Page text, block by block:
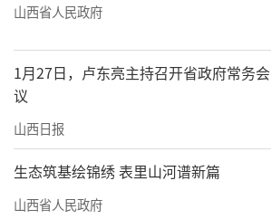
山西省人民政府
1月27日，卢东亮主持召开省政府常务会
议
山西日报
生态筑基绘锦绣 表里山河谱新篇
山西省人民政府